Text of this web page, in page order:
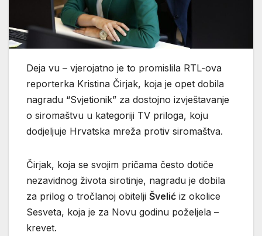
Deja vu – vjerojatno je to promislila RTL-ova
reporterka Kristina Čirjak, koja je opet dobila
nagradu “Svjetionik” za dostojno izvještavanje
o siromaštvu u kategoriji TV priloga, koju
dodjeljuje Hrvatska mreža protiv siromaštva.
Čirjak, koja se svojim pričama često dotiče
nezavidnog života sirotinje, nagradu je dobila
za prilog o tročlanoj obitelji Švelić iz okolice
Sesveta, koja je za Novu godinu poželjela –
krevet.